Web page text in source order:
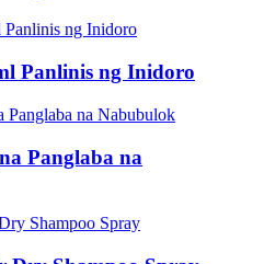
Panlinis ng Inidoro
Panglaba na